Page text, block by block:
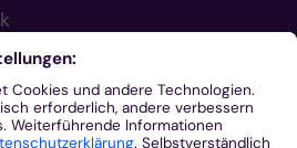
Hinweisgeberschutzgesetz